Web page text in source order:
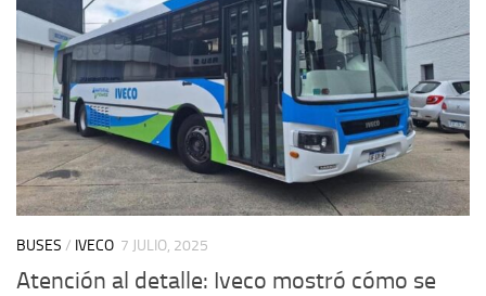
BUSES / IVECO 7 JULIO, 2025
Atención al detalle: Iveco mostró cómo se